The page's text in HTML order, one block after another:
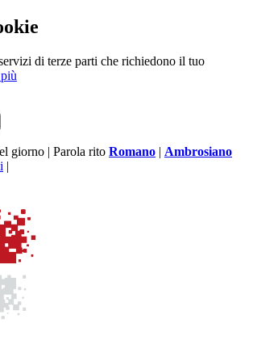
di terze parti che richiedono il tuo
giorno | Parola rito Romano | Ambrosiano
|